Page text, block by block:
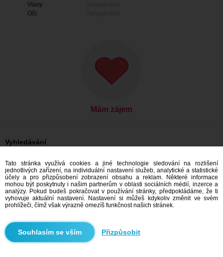
Vlasy:
Oči:
Mám zájem
Vyhledávání
On hledá ji: Muži, 26
On hledá ji: Muži, 26 - Slovensko
On hledá ji: Muži, 26 - Trnavský kraj
On hledá ji: Muži, 26 - Sereď
Seznamka Slovensko
Seznamka Trnavský kraj
Seznamka Sereď
Doporučujeme
Tato stránka využívá cookies a jiné technologie sledování na rozlišení
jednotlivých zařízení, na individuální nastavení služeb, analytické a statistické
účely a pro přizpůsobení zobrazení obsahu a reklam. Některé informace
mohou být poskytnuty i našim partnerům v oblasti sociálních médií, inzerce a
analýzy. Pokud budeš pokračovat v používání stránky, předpokládáme, že ti
vyhovuje aktuální nastavení. Nastavení si můžeš kdykoliv změnit ve svém
prohlížeči, čímž však výrazně omezíš funkčnost našich stránek.
Přizpůsobit